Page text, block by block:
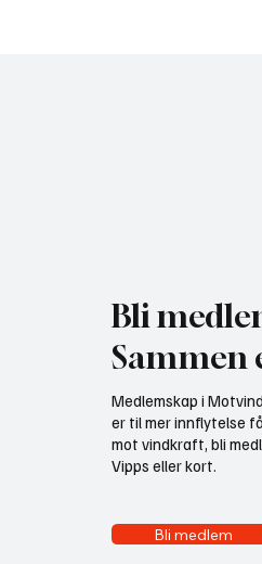
Bli
Sammen
Medlemskap i
er til mer innflytelse
mot vindkraft, bli
Vipps eller kort.
Bli medlem